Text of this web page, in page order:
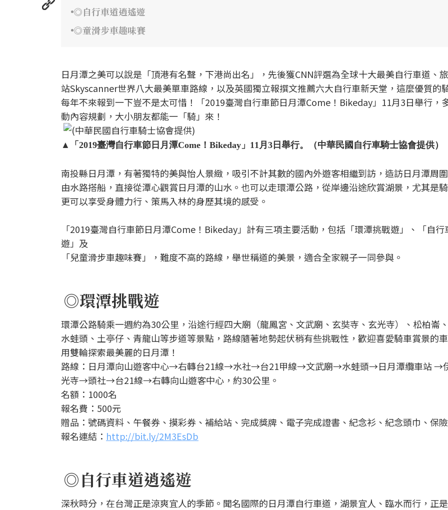
◎自行車道逍遙遊
◎童滑步車趣味賽
日月潭之美可以說是「頂港有名聲，下港尚出名」，先後獲CNN評選為全球十大最美自行車道、
站Skyscanner世界八大最美單車路線，以及英國獨立報撰文推薦六大自行車新天堂，這麼優質的
每年不來報到一下豈不是太可惜！「2019臺灣自行車節日月潭Come！Bikeday」11月3日舉行，
動內容規劃，大小朋友都能一「騎」來！
▲「2019臺灣自行車節日月潭Come！Bikeday」11月3日舉行。（中華民國自行車騎士協會提供）
南投縣日月潭，有著獨特的美與怡人景緻，吸引不計其數的國內外遊客相繼到訪，造訪日月潭周
由水路搭船，直接從潭心觀賞日月潭的山水。也可以走環潭公路，從岸邊沿途欣賞湖景，尤其是
更可以享受身體力行、策馬入林的身歷其境的感受。
「2019臺灣自行車節日月潭Come！Bikeday」計有三項主要活動，包括「環潭挑戰遊」、「自行
遊」及
「兒童滑步車趣味賽」，難度不高的路線，舉世稱道的美景，適合全家親子一同參與。
◎環潭挑戰遊
環潭公路騎乘一週約為30公里，沿途行經四大廟（龍鳳宮、文武廟、玄奘寺、玄光寺）、松柏崙
水蛙頭、土亭仔、青龍山等步道等景點，路線隨著地勢起伏稍有些挑戰性，歡迎喜愛騎車賞景的
用雙輪探索最美麗的日月潭！
路線：日月潭向山遊客中心→右轉台21線→水社→台21甲線→文武廟→水蛙頭→日月潭纜車站 →
光寺→頭社→台21線→右轉向山遊客中心，約30公里。
名額：1000名
報名費：500元
贈品：號碼資料、午餐券、摸彩券、補給站、完成獎牌、電子完成證書、紀念衫、紀念頭巾、保險
報名連結： http://bit.ly/2M3EsDb
◎自行車道逍遙遊
深秋時分，在台灣正是涼爽宜人的季節。聞名國際的日月潭自行車道，湖景宜人、臨水而行，正